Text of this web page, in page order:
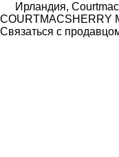
Ирландия,
COURTMACSHERRY
Связаться с